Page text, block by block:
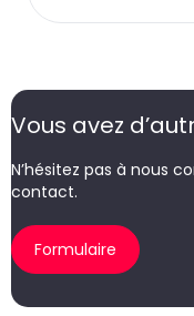
Vous avez
N’hésitez pas à nous
contact.
Formulaire